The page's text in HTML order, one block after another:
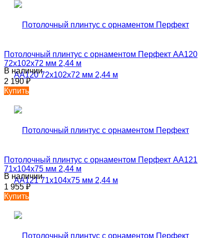
Потолочный плинтус с орнаментом Перфект AA120
72х102х72 мм 2,44 м
В наличии
2 190₽
Купить
Потолочный плинтус с орнаментом Перфект AA121
71х104х75 мм 2,44 м
В наличии
1 955₽
Купить